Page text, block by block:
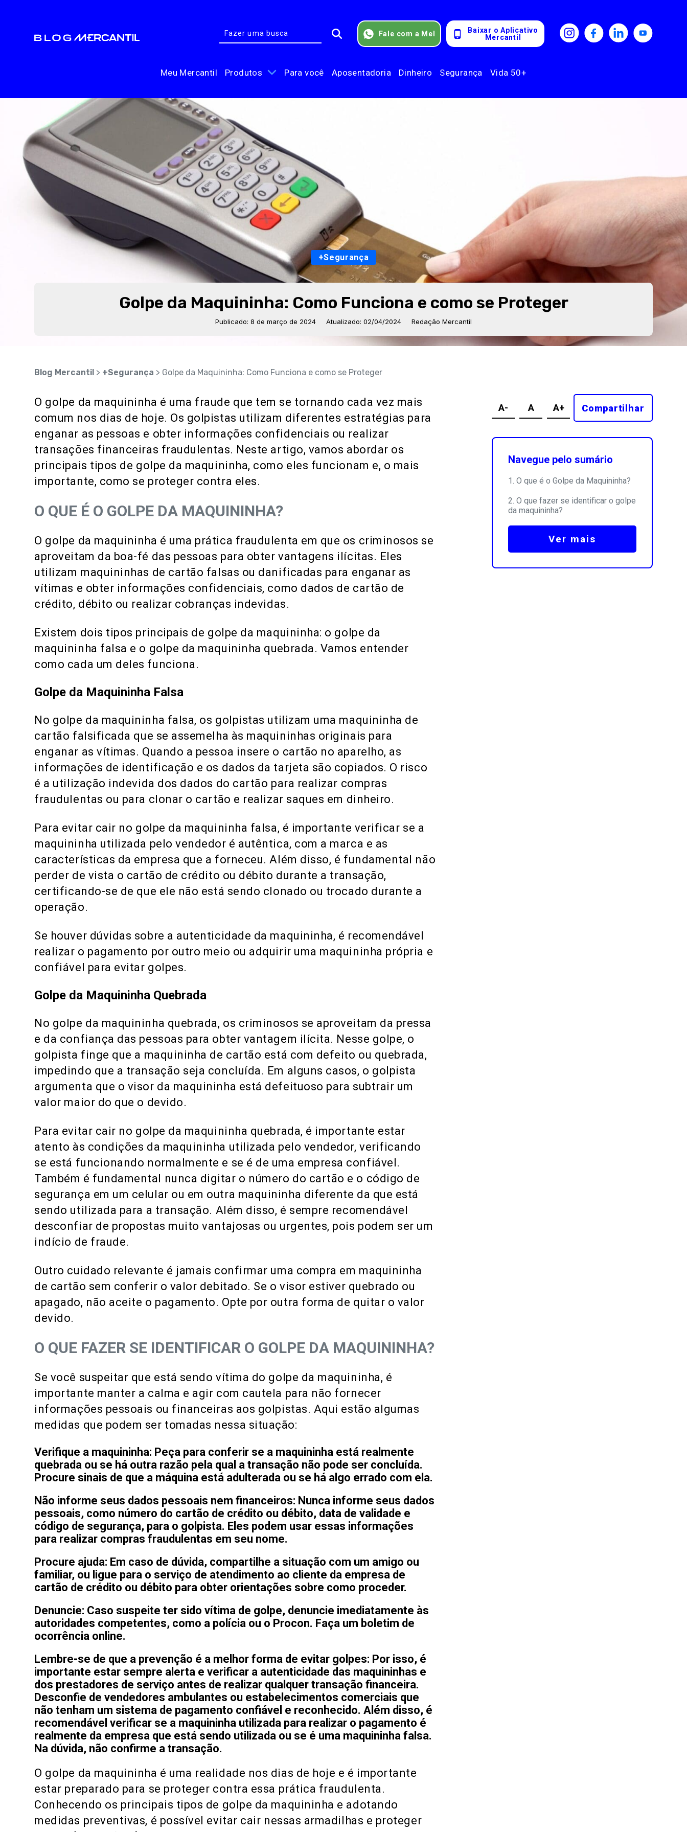
Fale com a Mel
Baixar o Aplicativo
Mercantil
Meu Mercantil Produtos Para você Aposentadoria Dinheiro Segurança Vida 50+
+Segurança
Golpe da Maquininha: Como Funciona e como se Proteger
Publicado: 8 de março de 2024 Atualizado: 02/04/2024 Redação Mercantil
Blog Mercantil > +Segurança > Golpe da Maquininha: Como Funciona e como se Proteger
O golpe da maquininha é uma fraude que tem se tornando cada vez mais
comum nos dias de hoje. Os golpistas utilizam diferentes estratégias para
enganar as pessoas e obter informações confidenciais ou realizar
transações financeiras fraudulentas. Neste artigo, vamos abordar os
principais tipos de golpe da maquininha, como eles funcionam e, o mais
importante, como se proteger contra eles.
O QUE É O GOLPE DA MAQUININHA?
O golpe da maquininha é uma prática fraudulenta em que os criminosos se
aproveitam da boa-fé das pessoas para obter vantagens ilícitas. Eles
utilizam maquininhas de cartão falsas ou danificadas para enganar as
vítimas e obter informações confidenciais, como dados de cartão de
crédito, débito ou realizar cobranças indevidas.
Existem dois tipos principais de golpe da maquininha: o golpe da
maquininha falsa e o golpe da maquininha quebrada. Vamos entender
como cada um deles funciona.
Golpe da Maquininha Falsa
No golpe da maquininha falsa, os golpistas utilizam uma maquininha de
cartão falsificada que se assemelha às maquininhas originais para
enganar as vítimas. Quando a pessoa insere o cartão no aparelho, as
informações de identificação e os dados da tarjeta são copiados. O risco
é a utilização indevida dos dados do cartão para realizar compras
fraudulentas ou para clonar o cartão e realizar saques em dinheiro.
Para evitar cair no golpe da maquininha falsa, é importante verificar se a
maquininha utilizada pelo vendedor é autêntica, com a marca e as
características da empresa que a forneceu. Além disso, é fundamental não
perder de vista o cartão de crédito ou débito durante a transação,
certificando-se de que ele não está sendo clonado ou trocado durante a
operação.
Se houver dúvidas sobre a autenticidade da maquininha, é recomendável
realizar o pagamento por outro meio ou adquirir uma maquininha própria e
confiável para evitar golpes.
Golpe da Maquininha Quebrada
No golpe da maquininha quebrada, os criminosos se aproveitam da pressa
e da confiança das pessoas para obter vantagem ilícita. Nesse golpe, o
golpista finge que a maquininha de cartão está com defeito ou quebrada,
impedindo que a transação seja concluída. Em alguns casos, o golpista
argumenta que o visor da maquininha está defeituoso para subtrair um
valor maior do que o devido.
Para evitar cair no golpe da maquininha quebrada, é importante estar
atento às condições da maquininha utilizada pelo vendedor, verificando
se está funcionando normalmente e se é de uma empresa confiável.
Também é fundamental nunca digitar o número do cartão e o código de
segurança em um celular ou em outra maquininha diferente da que está
sendo utilizada para a transação. Além disso, é sempre recomendável
desconfiar de propostas muito vantajosas ou urgentes, pois podem ser um
indício de fraude.
Outro cuidado relevante é jamais confirmar uma compra em maquininha
de cartão sem conferir o valor debitado. Se o visor estiver quebrado ou
apagado, não aceite o pagamento. Opte por outra forma de quitar o valor
devido.
O QUE FAZER SE IDENTIFICAR O GOLPE DA MAQUININHA?
Se você suspeitar que está sendo vítima do golpe da maquininha, é
importante manter a calma e agir com cautela para não fornecer
informações pessoais ou financeiras aos golpistas. Aqui estão algumas
medidas que podem ser tomadas nessa situação:
Verifique a maquininha: Peça para conferir se a maquininha está realmente
quebrada ou se há outra razão pela qual a transação não pode ser concluída.
Procure sinais de que a máquina está adulterada ou se há algo errado com ela.
Não informe seus dados pessoais nem financeiros: Nunca informe seus dados
pessoais, como número do cartão de crédito ou débito, data de validade e
código de segurança, para o golpista. Eles podem usar essas informações
para realizar compras fraudulentas em seu nome.
Procure ajuda: Em caso de dúvida, compartilhe a situação com um amigo ou
familiar, ou ligue para o serviço de atendimento ao cliente da empresa de
cartão de crédito ou débito para obter orientações sobre como proceder.
Denuncie: Caso suspeite ter sido vítima de golpe, denuncie imediatamente às
autoridades competentes, como a polícia ou o Procon. Faça um boletim de
ocorrência online.
Lembre-se de que a prevenção é a melhor forma de evitar golpes: Por isso, é
importante estar sempre alerta e verificar a autenticidade das maquininhas e
dos prestadores de serviço antes de realizar qualquer transação financeira.
Desconfie de vendedores ambulantes ou estabelecimentos comerciais que
não tenham um sistema de pagamento confiável e reconhecido. Além disso, é
recomendável verificar se a maquininha utilizada para realizar o pagamento é
realmente da empresa que está sendo utilizada ou se é uma maquininha falsa.
Na dúvida, não confirme a transação.
O golpe da maquininha é uma realidade nos dias de hoje e é importante
estar preparado para se proteger contra essa prática fraudulenta.
Conhecendo os principais tipos de golpe da maquininha e adotando
medidas preventivas, é possível evitar cair nessas armadilhas e proteger
A- A A+ Compartilhar
Navegue pelo sumário
O que é o Golpe da Maquininha?
O que fazer se identificar o golpe
da maquininha?
Ver mais